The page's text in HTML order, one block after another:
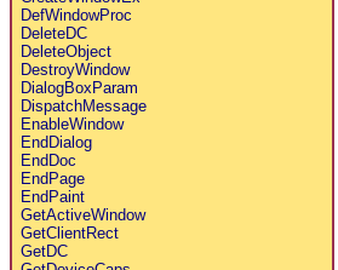
DefWindowProc
DeleteDC
DeleteObject
DestroyWindow
DialogBoxParam
DispatchMessage
EnableWindow
EndDialog
EndDoc
EndPage
EndPaint
GetActiveWindow
GetClientRect
GetDC